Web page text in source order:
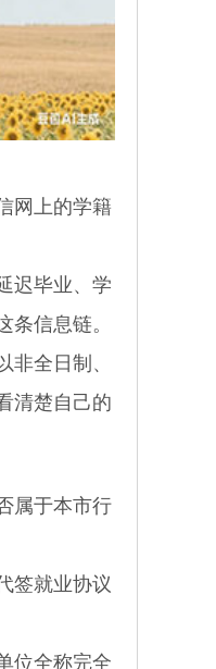
网上的学籍
迟毕业、学
信息链。
非全日制、
清楚自己的
属于本市行
签就业协议
位全称完全